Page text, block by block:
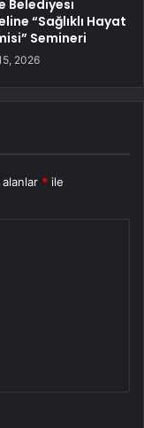
Belediyesi
“Sağlıklı Hayat
Semineri
2026
* ile